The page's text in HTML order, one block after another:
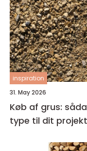
inspiration
31. May 2026
Køb af grus:
type til dit projekt